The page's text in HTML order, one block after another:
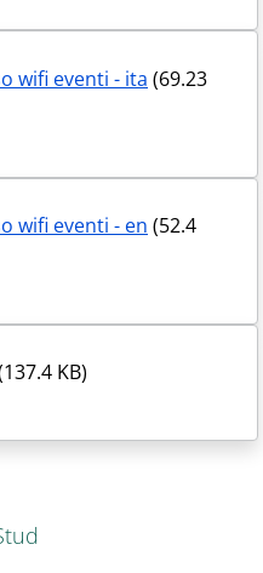
wifi eventi - ita (69.23
wifi eventi - en (52.4
KB)